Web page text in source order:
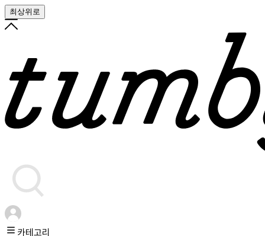
최상위로
카테고리